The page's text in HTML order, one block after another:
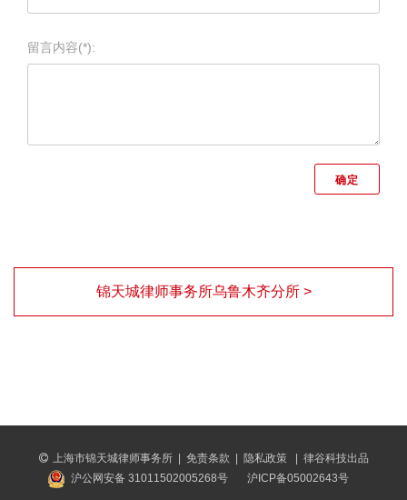
留言内容(*):
锦天城律师事务所乌鲁木齐分所 >
上海市锦天城律师事务所 免责条款 隐私政策
律谷科技出品
沪公网安备 31011502005268号
沪ICP备05002643号